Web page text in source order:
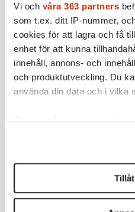
Vi och våra 363 partners
som t.ex. ditt IP-nummer,
cookies för att lagra och få
enhet för att kunna
innehåll, annons- och
och produktutveckling. Du
använda din data och i vilka
Ta reda på mer om hur dina
Du kan ändra eller dra
helst från cookie-
Vi använder
Att artigt hålla tyst
allt motstånd fungerar
något annat att luta
epokgörande estetik.
matchade med
polos utan bh under.
tillbaka. Men fjädrarna
tid, av någon annans
debatt de
undviker i väntan på